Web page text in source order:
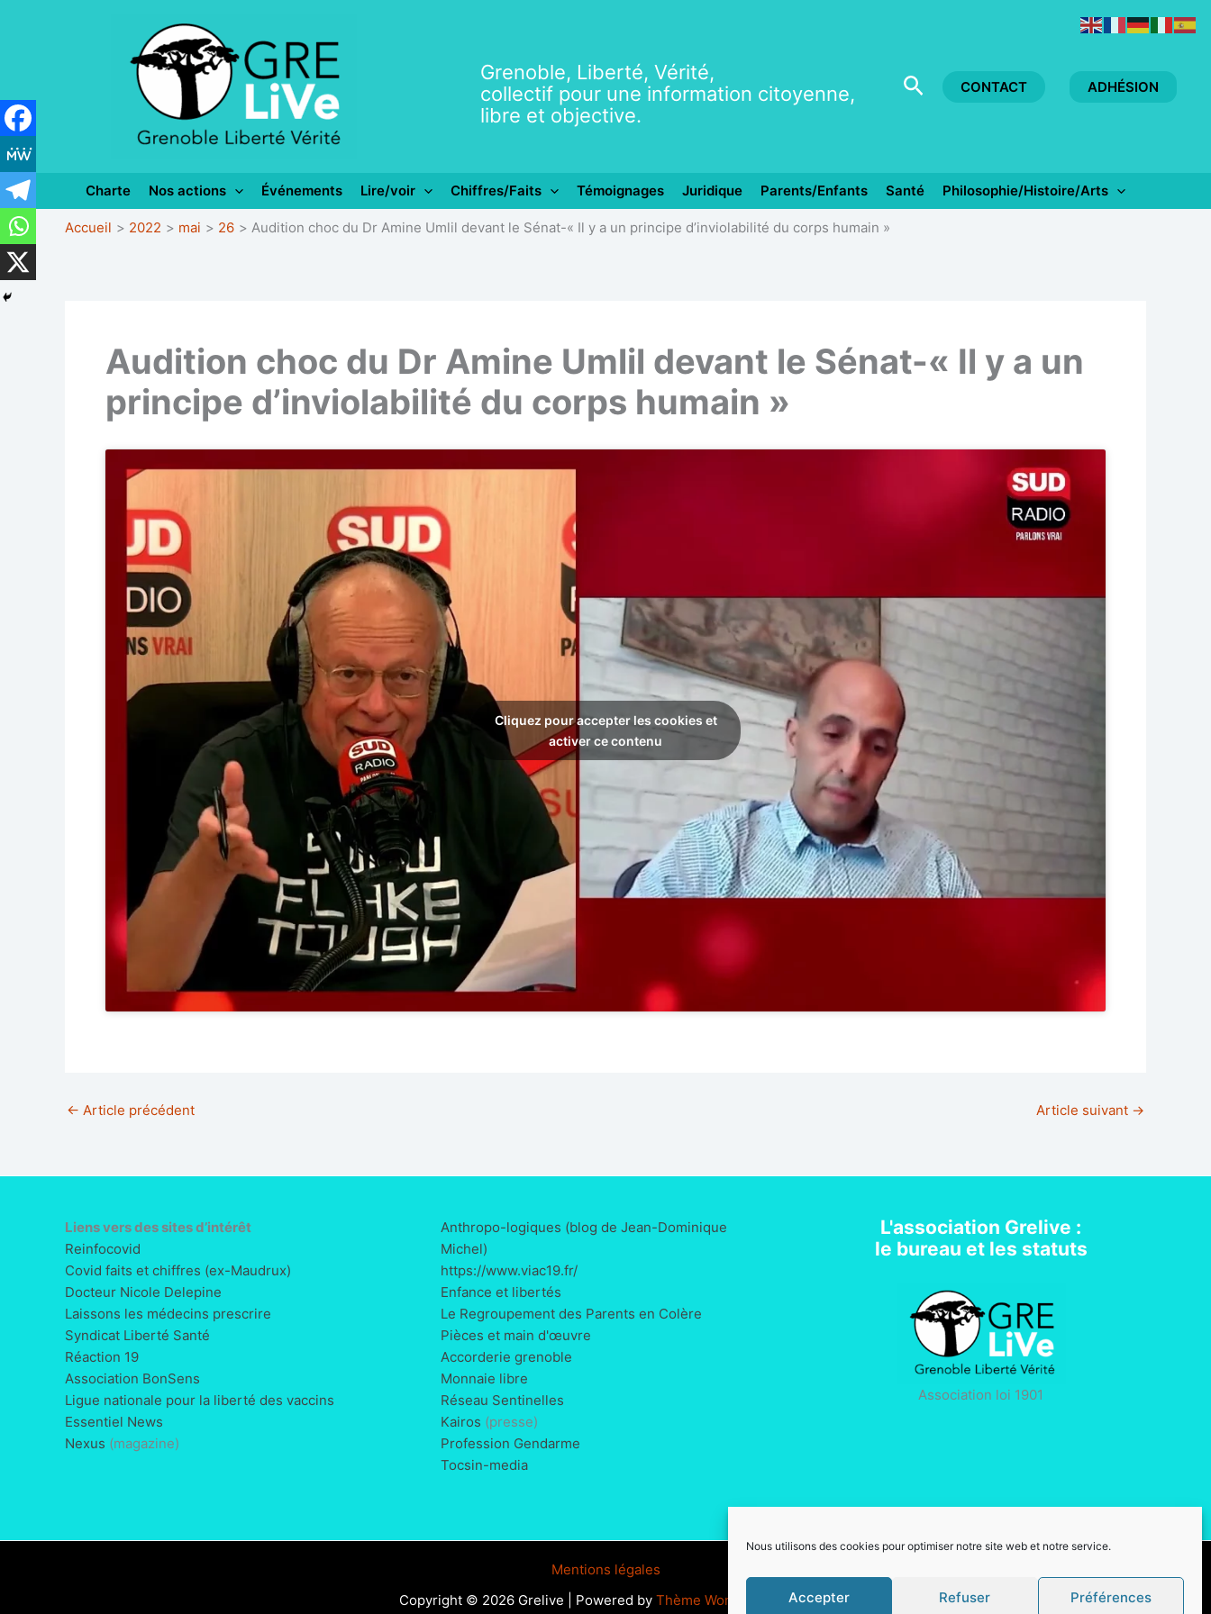
Nous utilisons des cookies pour optimiser notre site web et notre service.
Accepter Refuser Préférences
Grenoble, Liberté, Vérité,
collectif pour une information citoyenne,
libre et objective.
Rechercher
CONTACT ADHÉSION
Charte Nos actions Événements Lire/voir Chiffres/Faits Témoignages Juridique Parents/Enfants Santé Philosophie/Histoire/Arts
Accueil 2022 mai 26 Audition choc du Dr Amine Umlil devant le Sénat-« Il y a un principe d’inviolabilité du corps humain »
Audition choc du Dr Amine Umlil devant le Sénat-« Il y a un
principe d’inviolabilité du corps humain »
Cliquez pour accepter les cookies et
activer ce contenu
← Article précédent Article suivant →
Liens vers des sites d’intérêt
Reinfocovid
Covid faits et chiffres (ex-Maudrux)
Docteur Nicole Delepine
Laissons les médecins prescrire
Syndicat Liberté Santé
Réaction 19
Association BonSens
Ligue nationale pour la liberté des vaccins
Essentiel News
Nexus (magazine)
Anthropo-logiques (blog de Jean-Dominique
Michel)
https://www.viac19.fr/
Enfance et libertés
Le Regroupement des Parents en Colère
Pièces et main d'œuvre
Accorderie grenoble
Monnaie libre
Réseau Sentinelles
Kairos (presse)
Profession Gendarme
Tocsin-media
L'association Grelive :
le bureau et les statuts
Association loi 1901
Mentions légales
Copyright © 2026 Grelive | Powered by Thème WordPress Astra